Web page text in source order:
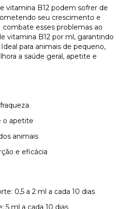
vitamina B12 podem sofrer de
seu crescimento e
esses problemas ao
vitamina B12 por ml, garantindo
para animais de pequeno,
a saúde geral, apetite e
o apetite
animais
e eficácia
0,5 a 2 ml a cada 10 dias
5 ml a cada 10 dias